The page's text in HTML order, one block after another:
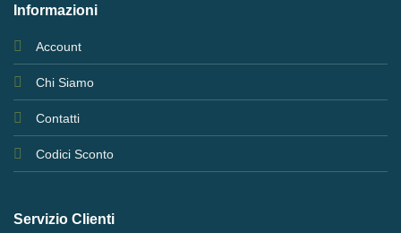
Informazioni
Account
Chi Siamo
Contatti
Codici Sconto
Servizio Clienti